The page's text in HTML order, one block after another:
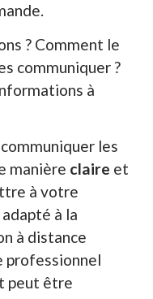
? Comment le
communiquer ?
à
les
manière claire et
à votre
à la
à distance
professionnel
peut être